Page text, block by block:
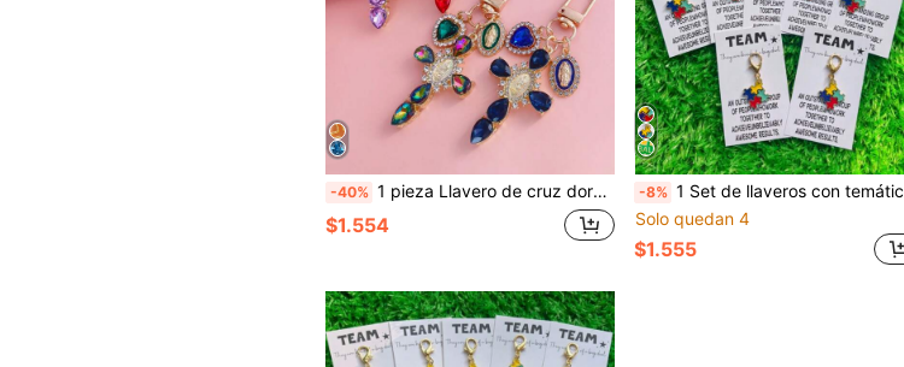
-40% 1 pieza Llavero de cruz dorada con strass y tarjeta de bendición, regalo de anillo de llaves para fiesta religiosa, colgante para bolso de mujer, accesorio de moda, anillo de llaves elegante, anillo de llaves decorativo de alta calidad, adecuado para accesorio de bolso de mujer/llavero de coche con decoración personalizada/combinación de moda para fiesta, regalo para vacaciones/cumpleaños/Día de San Valentín/Navidad
$1.554
-8% 1 Set de llaveros con temática de fútbol colorida - Material de metal duradero - Incluye tarjeta de felicitación inspiradora - Regalo para atletas, fanáticos del fútbol, equipos - Regalo de aprecio al equipo, favor de evento corporativo, decoración de aliento, el colgante del llavero se puede usar para bolso, llave del coche, decoración de llave del hogar, regalos para madre, padre, graduación y maestro
Solo quedan 4
$1.555